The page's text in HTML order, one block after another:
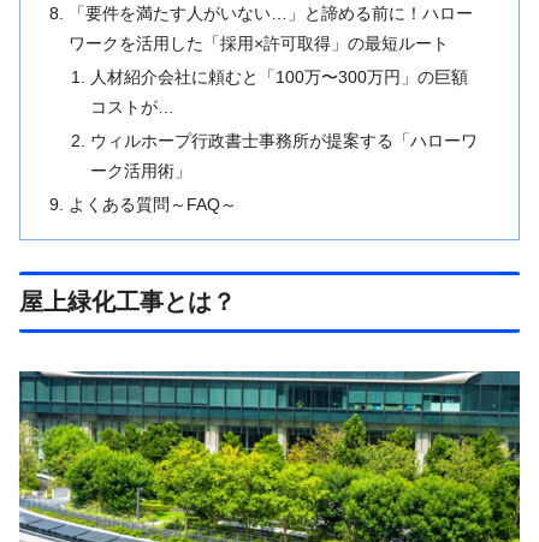
「要件を満たす人がいない…」と諦める前に！ハロー
ワークを活用した「採用×許可取得」の最短ルート
人材紹介会社に頼むと「100万〜300万円」の巨額
コストが…
ウィルホープ行政書士事務所が提案する「ハローワ
ーク活用術」
よくある質問～FAQ～
屋上緑化工事とは？